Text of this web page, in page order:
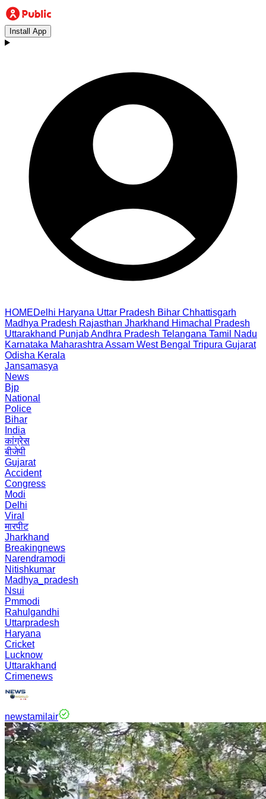
Install App
HOMEDelhi Haryana Uttar Pradesh Bihar Chhattisgarh
Madhya Pradesh Rajasthan Jharkhand Himachal Pradesh
Uttarakhand PunjabAndhra Pradesh Telangana Tamil Nadu
Karnataka Maharashtra Assam West Bengal Tripura Gujarat
Odisha Kerala
Jansamasya
News
Bjp
National
Police
Bihar
India
कांग्रेस
बीजेपी
Gujarat
Accident
Congress
Modi
Delhi
Viral
मारपीट
Jharkhand
Breakingnews
Narendramodi
Nitishkumar
Madhya_pradesh
Nsui
Pmmodi
Rahulgandhi
Uttarpradesh
Haryana
Cricket
Lucknow
Uttarakhand
Crimenews
newstamilair